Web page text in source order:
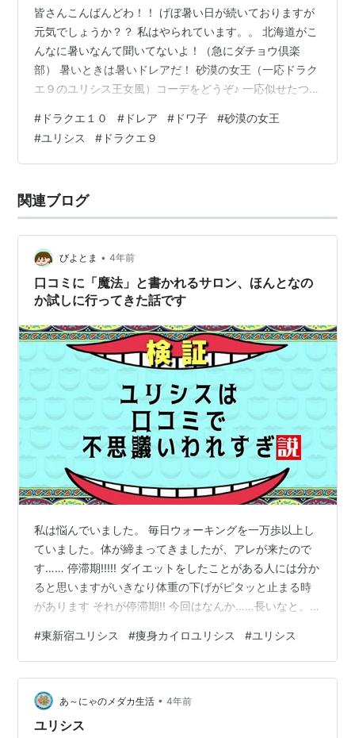
皆さんこんばんどわ！！ げぼ暑い日が続いておりますが
元気でしょうか？？ 私はやられています。。 北海道がこ
んなに暑いなんて聞いてないよ！（急にダチョウ倶楽
部） 暑いときは暑いドレアだ！ 砂漠の女王（一応ドラク
エ９のユリシス王女風）コーデをどうぞ♪ 一応似せたつも
漠の女王というとイシスの女王様だろーと 思うんです
が、マイナーかもしれないけど結構好きなキャラです。
うっしろ～～ なんか、ちょっとダメな人が(笑)イベント
いまして！ ファラザード♪ あとドラクエ５にも砂漠の女
王っていたっけ。。 …
# ドラクエ１０ # ドレア # ドワ子 #砂漠の女王
#ユリシス # ドラクエ９
関連ブログ
びよとま • 4年前
口コミに「魔法」と書かれるサロン、ほんとなの
か試しに行ってきた話です
私は悩んでいました。 毎日ウォーキングを一万歩以上し
ていました。体が締まってきましたが、アレが来たので
す…… 停滞期!!!!! ダイエットをしたことがある人には分か
ると思いますがいきなり体重の下げがピタッと止まる時
があります それが停滞期!! 今回はなんか……長いなと。
です。これを何とかしないと多分痩せないのでは……。
そう思って色々調べた時のことでした。ある動画にたど
り着きます。 「痩せる人と痩せない人の差は何か」
www.youtube.com 詳しい内容は動画をご覧いただくと
して人体の仕組み的には脂肪燃焼するのに9kcal/gという
#東新宿ユリシス #痩身カイロユリシス #ユリシス
あ～にゃのメダカ生活 • 4年前
ユリシス